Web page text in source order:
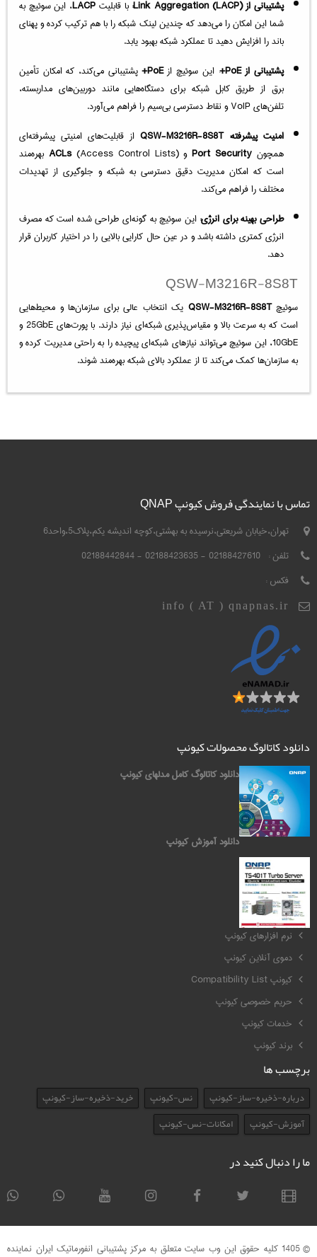
پشتیبانی از Link Aggregation (LACP):
با قابلیت LACP، این سوئیچ به
شما این امکان را می‌دهد که چندین لینک شبکه را با هم ترکیب کرده و پهنای
باند را افزایش دهید تا عملکرد شبکه بهبود یابد.
پشتیبانی از PoE+
: این سوئیچ ازPoE+ پشتیبانی می‌کند، که امکان تأمین
برق از طریق کابل شبکه برای دستگاه‌هایی مانند دوربین‌های مداربسته،
تلفن‌های VoIP و نقاط دسترسی بی‌سیم را فراهم می‌آورد.
امنیت پیشرفته: QSW-M3216R-8S8T از قابلیت‌های امنیتی پیشرفته‌ای
همچون Port Securityو ACLs (Access Control Lists) بهره‌مند
است که امکان مدیریت دقیق دسترسی به شبکه و جلوگیری از تهدیدات
مختلف را فراهم می‌کند.
طراحی بهینه برای انرژی: این سوئیچ به گونه‌ای طراحی شده است که مصرف
انرژی کمتری داشته باشد و در عین حال کارایی بالایی را در اختیار کاربران قرار
دهد.
QSW-M3216R-8S8T
سوئیچQSW-M3216R-8S8T یک انتخاب عالی برای سازمان‌ها و محیط‌هایی
است که به سرعت بالا و مقیاس‌پذیری شبکه‌ای نیاز دارند. با پورت‌های 25GbE و
10GbE، این سوئیچ می‌تواند نیازهای شبکه‌ای پیچیده را به راحتی مدیریت کرده و
به سازمان‌ها کمک می‌کند تا از عملکرد بالای شبکه بهره‌مند شوند.
تماس با نمایندگی فروش کیونپ QNAP
تهران،خیابان شریعتی،نرسیده به بهشتی،کوچه اندیشه یکم،پلاک5،واحد6
تلفن : 02188427610 - 02188423635 - 02188442844
فکس :
info ( AT ) qnapnas.ir
دانلود کاتالوگ محصولات کیونپ
دانلود کاتالوگ کامل مدلهای کیونپ
دانلود آموزش کیونپ
کیونپ QNAP
نرم افزارهای کیونپ
دموی آنلاین کیونپ
کیونپ Compatibility List
حریم خصوصی کیونپ
خدمات کیونپ
برند کیونپ
برچسب ها
درباره-ذخیره-ساز-کیونپ نس-کیونپ
خرید-ذخیره-ساز-کیونپ
آموزش-کیونپ
امکانات-نس-کیونپ
ما را دنبال کنید در
© 1405 کلیه حقوق این وب سایت متعلق به مرکز پشتیبانی انفورماتیک ایران نماینده